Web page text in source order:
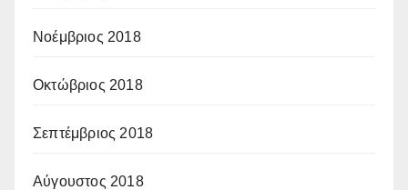
Νοέμβριος 2018
Οκτώβριος 2018
Σεπτέμβριος 2018
Αύγουστος 2018